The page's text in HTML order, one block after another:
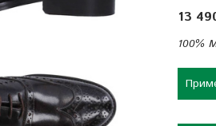
13
100%